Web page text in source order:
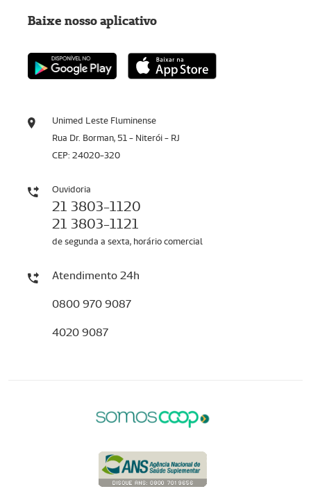
Unimed Leste Fluminense
Rua Dr. Borman, 51 - Niterói - RJ
CEP: 24020-320
Ouvidoria
21 3803-1120
21 3803-1121
de segunda a sexta, horário comercial
Atendimento 24h
0800 970 9087
4020 9087
Baixe nosso aplicativo